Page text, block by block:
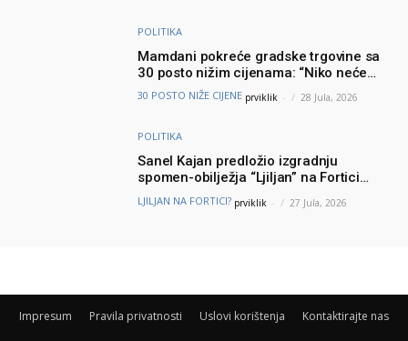
POLITIKA
Mamdani pokreće gradske trgovine sa
30 posto nižim cijenama: “Niko neće
brinuti može li prehraniti svoju porodicu”
30 POSTO NIŽE CIJENE prviklik - 28 Jula, 2026
POLITIKA
Sanel Kajan predložio izgradnju
spomen-obilježja “Ljiljan” na Fortici
iznad Mostara – Podšku ideji dao i
Muhamed ef. Velić
LJILJAN NA FORTICI? prviklik - 27 Jula, 2026
Impresum Pravila privatnosti Uslovi korištenja Kontaktirajte nas